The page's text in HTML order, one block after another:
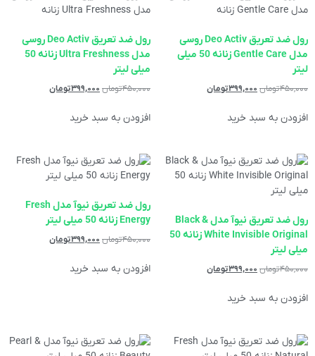
رول ضد تعریق Deo Activ روسی
مدل Gentle Care زنانه 50 میلی
لیتر
۴۵۰,۰۰۰تومان ۳۹۹,۰۰۰تومان
افزودن به سبد خرید
رول ضد تعریق Deo Activ روسی
مدل Ultra Freshness زنانه 50
میلی لیتر
۴۵۰,۰۰۰تومان ۳۹۹,۰۰۰تومان
افزودن به سبد خرید
رول ضد تعریق نیوآ مدل Black &
White Invisible Original زنانه 50
میلی لیتر
۴۵۰,۰۰۰تومان ۳۹۹,۰۰۰تومان
افزودن به سبد خرید
رول ضد تعریق نیوآ مدل Fresh
Energy زنانه 50 میلی لیتر
۴۵۰,۰۰۰تومان ۳۹۹,۰۰۰تومان
افزودن به سبد خرید